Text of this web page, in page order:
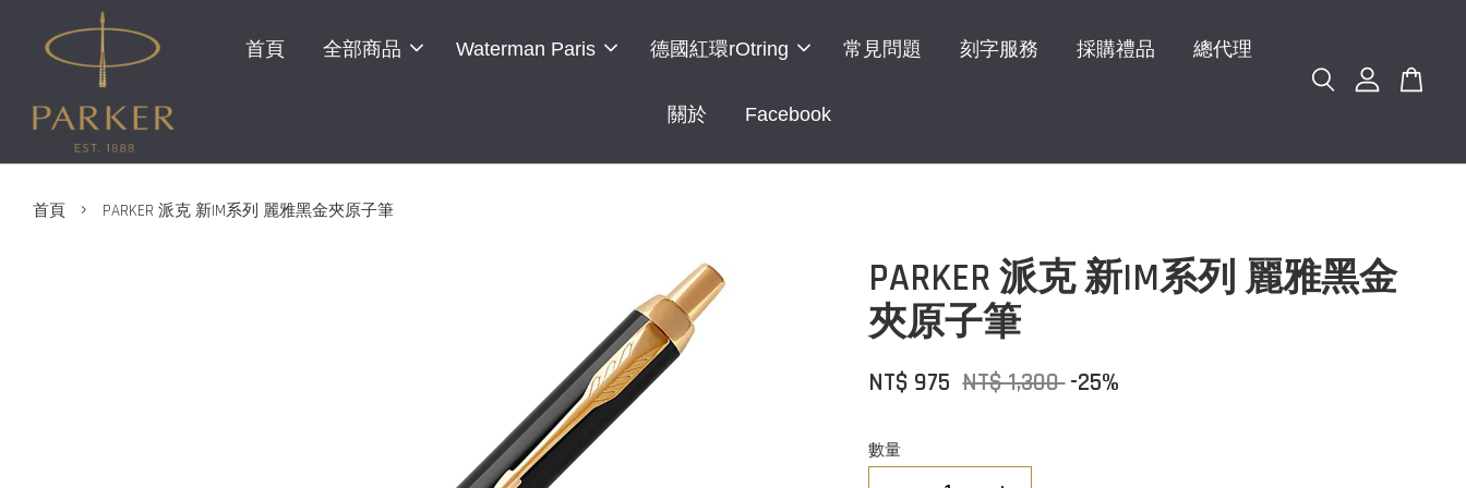
首頁 全部商品 Waterman Paris 德國紅環rOtring 常見問題 刻字服務 採購禮品 總代理
關於 Facebook
首頁 › PARKER 派克 新IM系列 麗雅黑金夾原子筆
PARKER 派克 新IM系列 麗雅黑金
夾原子筆
NT$ 975 NT$ 1,300-25%
數量